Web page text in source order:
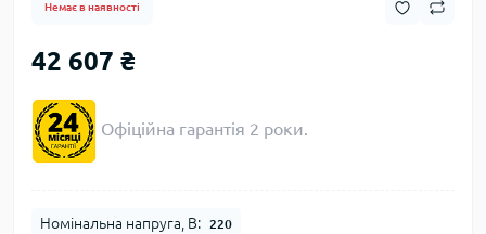
Немає в наявності
42 607 ₴
Офіційна гарантія 2 роки.
Номінальна напруга, В: 220